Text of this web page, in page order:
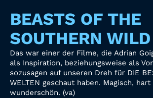
BEASTS OF THE
SOUTHERN WILD
Das war einer der Filme, die Adrian
als Inspiration, beziehungsweise als
sozusagen auf unseren Dreh für DIE
WELTEN geschaut haben. Magisch, hart
wunderschön. (va)